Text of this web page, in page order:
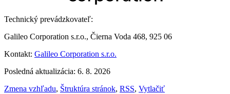
Technický prevádzkovateľ:
Galileo Corporation s.r.o., Čierna Voda 468, 925 06
Kontakt: Galileo Corporation s.r.o.
Posledná aktualizácia: 6. 8. 2026
Zmena vzhľadu, Štruktúra stránok, RSS, Vytlačiť